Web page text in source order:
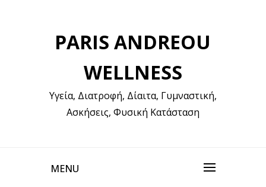
PARIS ANDREOU
WELLNESS
Υγεία, Διατροφή, Δίαιτα, Γυμναστική,
Ασκήσεις, Φυσική Κατάσταση
MENU